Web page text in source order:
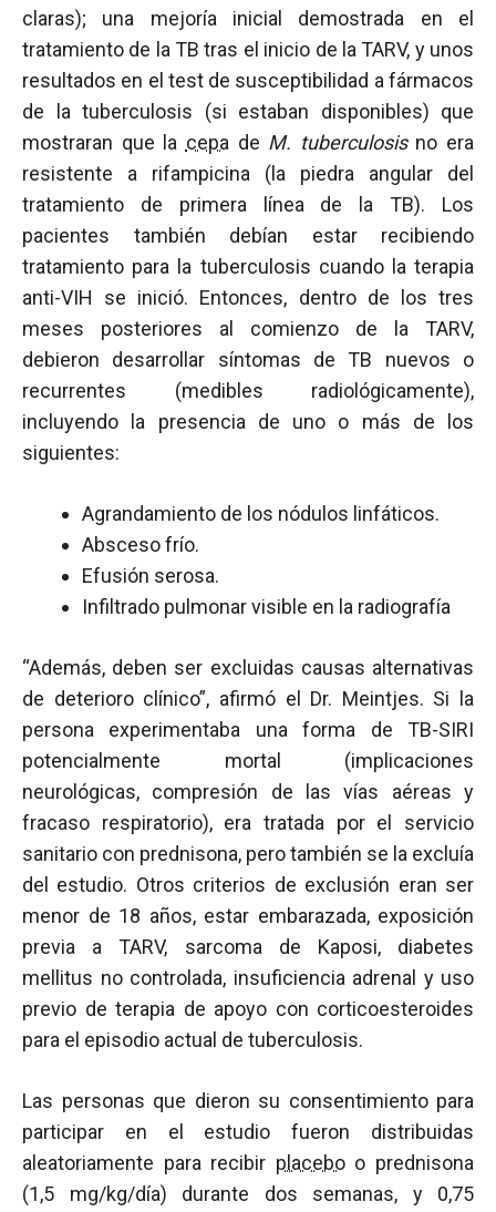
claras); una mejoría inicial demostrada en el
tratamiento de la TB tras el inicio de la TARV, y unos
resultados en el test de susceptibilidad a fármacos
de la tuberculosis (si estaban disponibles) que
mostraran que la cepa de M. tuberculosisno era
resistente a rifampicina (la piedra angular del
tratamiento de primera línea de la TB). Los
pacientes también debían estar recibiendo
tratamiento para la tuberculosis cuando la terapia
anti-VIH se inició. Entonces, dentro de los tres
meses posteriores al comienzo de la TARV,
debieron desarrollar síntomas de TB nuevos o
recurrentes (medibles radiológicamente),
incluyendo la presencia de uno o más de los
siguientes:
Agrandamiento de los nódulos linfáticos.
Absceso frío.
Efusión serosa.
Infiltrado pulmonar visible en la radiografía
“Además, deben ser excluidas causas alternativas
de deterioro clínico”, afirmó el Dr. Meintjes. Si la
persona experimentaba una forma de TB-SIRI
potencialmente mortal (implicaciones
neurológicas, compresión de las vías aéreas y
fracaso respiratorio), era tratada por el servicio
sanitario con prednisona, pero también se la excluía
del estudio. Otros criterios de exclusión eran ser
menor de 18 años, estar embarazada, exposición
previa a TARV, sarcoma de Kaposi, diabetes
mellitus no controlada, insuficiencia adrenal y uso
previo de terapia de apoyo con corticoesteroides
para el episodio actual de tuberculosis.
Las personas que dieron su consentimiento para
participar en el estudio fueron distribuidas
aleatoriamente para recibir placeboo prednisona
(1,5 mg/kg/día) durante dos semanas, y 0,75